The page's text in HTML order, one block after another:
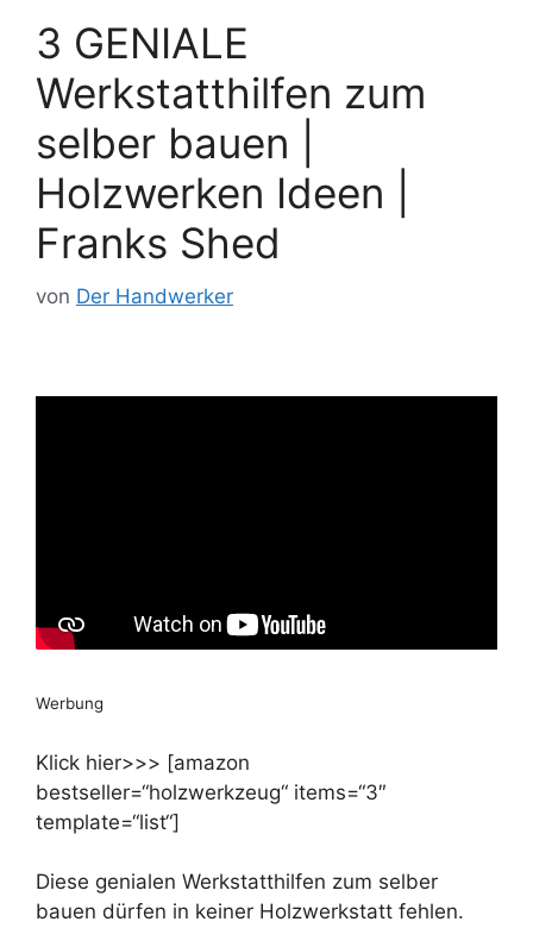
3 GENIALE
Werkstatthilfen zum
selber bauen |
Holzwerken Ideen |
Franks Shed
von Der Handwerker
Werbung
Klick hier>>> [amazon
bestseller=“holzwerkzeug“ items=“3″
template=“list“]
Diese genialen Werkstatthilfen zum selber
bauen dürfen in keiner Holzwerkstatt fehlen.